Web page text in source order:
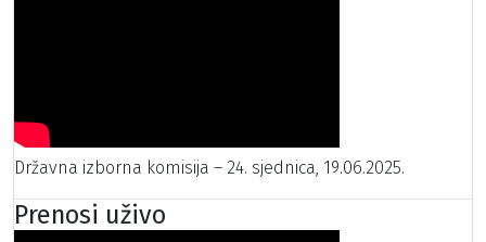
Državna izborna komisija – 24. sjednica, 19.06.2025.
Prenosi uživo